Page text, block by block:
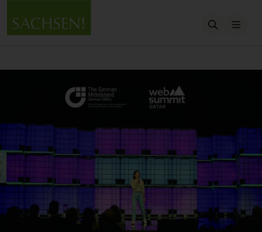
Suche